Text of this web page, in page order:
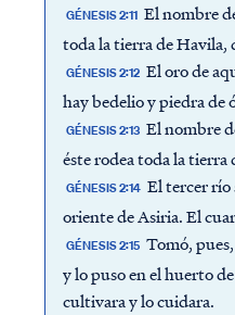
GÉNESIS 2:11 El nombre
toda la tierra de Havila,
GÉNESIS 2:12 El oro de
hay bedelio y piedra de
GÉNESIS 2:13 El nombre
éste rodea toda la tierra
GÉNESIS 2:14 El tercer río
oriente de Asiria. El
GÉNESIS 2:15 Tomó,
y lo puso en el huerto
cultivara y lo cuidara.